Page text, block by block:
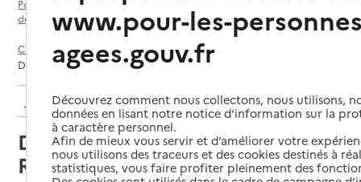
Points d'information locaux dédiés aux personnes âgées par
département
Charente-Maritime (17)
La Rochelle
Délégation territoriale La Rochelle- Ré - Aunis Atlantique
Retour aux résultats de l'annuaire
Délégation territoriale La
Rochelle- Ré - Aunis Atlantique
www.pour-les-
agees.gouv.fr
Découvrez comment nous collectons, nous utilisons,
données en lisant notre notice d’information sur la
à caractère personnel.
Afin de mieux vous servir et d’améliorer votre
nous utilisons des traceurs et des cookies destinés à
statistiques, vous faire profiter pleinement des